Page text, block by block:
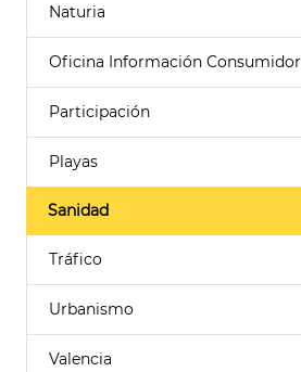
Naturia
Oficina Información Consumidor
Participación
Playas
Sanidad
Tráfico
Urbanismo
Valencia